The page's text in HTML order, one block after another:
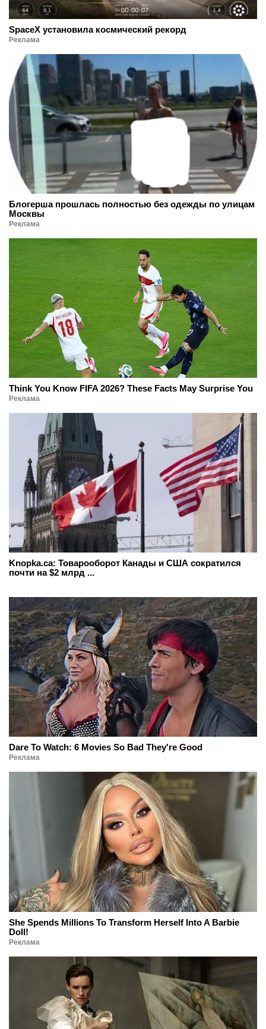
SpaceX установила космический рекорд
Реклама
Блогерша прошлась полностью без одежды по улицам
Москвы
Реклама
Think You Know FIFA 2026? These Facts May Surprise You
Реклама
Knopka.ca: Товарооборот Канады и США сократился
почти на $2 млрд ...
Dare To Watch: 6 Movies So Bad They're Good
Реклама
She Spends Millions To Transform Herself Into A Barbie
Doll!
Реклама